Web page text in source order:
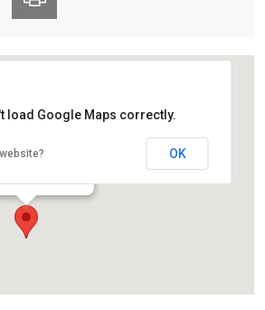
Fabra
l'Observatori, s/n
load Google Maps correctly.
OK